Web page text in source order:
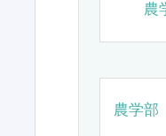
農
農学